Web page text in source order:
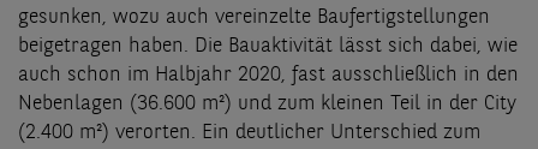
gesunken, wozu auch vereinzelte Baufertigstellungen
beigetragen haben. Die Bauaktivität lässt sich dabei, wie
auch schon im Halbjahr 2020, fast ausschließlich in den
Nebenlagen (36.600 m²) und zum kleinen Teil in der City
(2.400 m²) verorten. Ein deutlicher Unterschied zum